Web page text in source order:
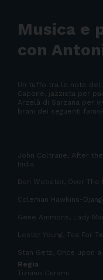
Musica e
con
Un tuffo tra le note del
Capone, jazzista per
Arzelà di Sarzana per
brani dei seguenti
John Coltrane, After
India
Ben Webster, Over The
Coleman Hawkins-
Gene Ammons, Lady
Lester Young, Tea For
Stan Getz, Once upon a
Regia
Tiziano Cerami